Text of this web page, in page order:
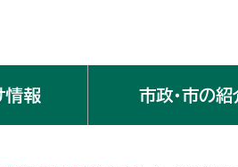
情報 市政・市の紹